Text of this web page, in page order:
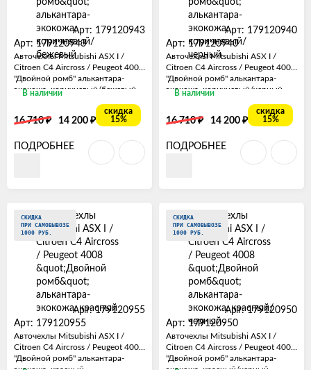
Арт: 179120943
Арт: 179120943
Авточехлы Mitsubishi ASX I /
Citroen C4 Aircross / Peugeot 4008
"Двойной ромб" алькантара-
экокожа, коричневый/бежевый
В наличии
16 710₽ 14 200 ₽
скидка
15%
ПОДРОБНЕЕ
Арт: 179120940
Арт: 179120940
Авточехлы Mitsubishi ASX I /
Citroen C4 Aircross / Peugeot 4008
"Двойной ромб" алькантара-
экокожа, коричневый/черный
В наличии
16 710₽ 14 200 ₽
скидка
15%
ПОДРОБНЕЕ
СКИДКА
ПРИ САМОВЫВОЗЕ
1000 РУБ.
Арт: 179120955
Арт: 179120955
Авточехлы Mitsubishi ASX I /
Citroen C4 Aircross / Peugeot 4008
"Двойной ромб" алькантара-
СКИДКА
ПРИ САМОВЫВОЗЕ
1000 РУБ.
Арт: 179120950
Арт: 179120950
Авточехлы Mitsubishi ASX I /
Citroen C4 Aircross / Peugeot 4008
"Двойной ромб" алькантара-